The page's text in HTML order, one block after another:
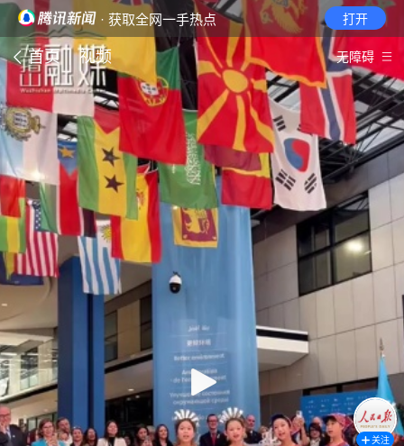
· 获取全网一手热点 打开
首页 视频 无障碍
关注